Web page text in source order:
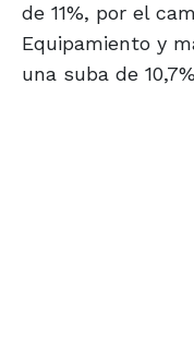
de 11%, por el
Equipamiento y
una suba de